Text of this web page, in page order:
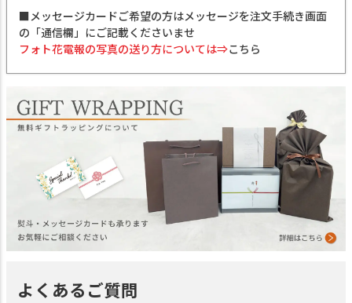
■メッセージカードご希望の方はメッセージを注文手続き画面
の「通信欄」にご記載くださいませ
フォト花電報の写真の送り方については⇒こちら
よくあるご質問